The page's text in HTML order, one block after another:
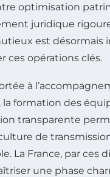
optimisation
juridique
est désormais
ces opérations clés.
à
la formation des
transparente
de
La France, par ces
une phase